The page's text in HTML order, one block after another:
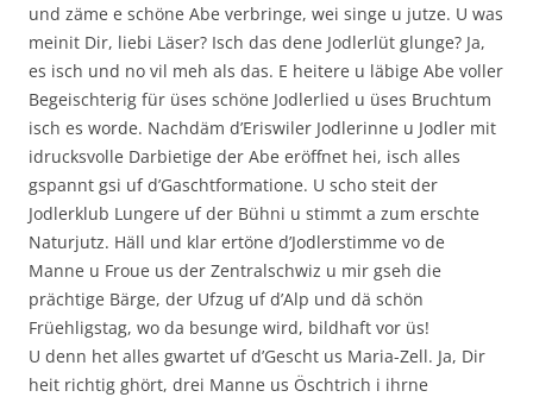
und zäme e schöne Abe verbringe, wei singe u jutze. U was
meinit Dir, liebi Läser? Isch das dene Jodlerlüt glunge? Ja,
es isch und no vil meh als das. E heitere u läbige Abe voller
Begeischterig für üses schöne Jodlerlied u üses Bruchtum
isch es worde. Nachdäm d’Eriswiler Jodlerinne u Jodler mit
idrucksvolle Darbietige der Abe eröffnet hei, isch alles
gspannt gsi uf d’Gaschtformatione. U scho steit der
Jodlerklub Lungere uf der Bühni u stimmt a zum erschte
Naturjutz. Häll und klar ertöne d’Jodlerstimme vo de
Manne u Froue us der Zentralschwiz u mir gseh die
prächtige Bärge, der Ufzug uf d’Alp und dä schön
Früehligstag, wo da besunge wird, bildhaft vor üs!
U denn het alles gwartet uf d’Gescht us Maria-Zell. Ja, Dir
heit richtig ghört, drei Manne us Öschtrich i ihrne